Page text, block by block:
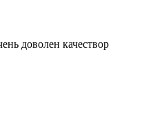
доволен качествор